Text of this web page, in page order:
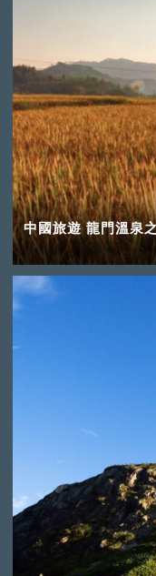
中國旅遊 龍門溫泉